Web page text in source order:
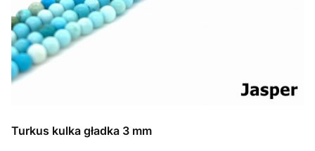
Turkus kulka gładka 3 mm